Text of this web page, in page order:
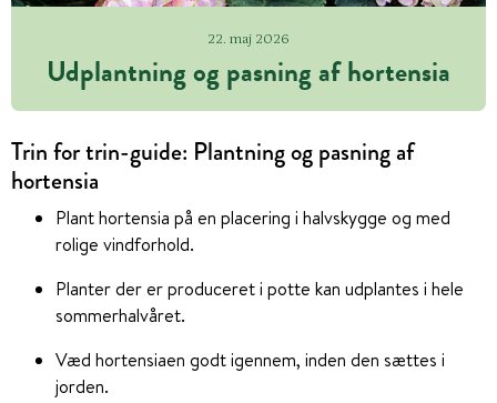
22. maj 2026
Udplantning og pasning af hortensia
Trin for trin-guide: Plantning og pasning af
hortensia
Plant hortensia på en placering i halvskygge og med
rolige vindforhold.
Planter der er produceret i potte kan udplantes i hele
sommerhalvåret.
Væd hortensiaen godt igennem, inden den sættes i
jorden.